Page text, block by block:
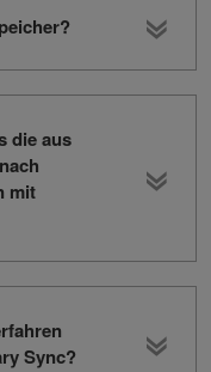
die aus
mit
Sync?